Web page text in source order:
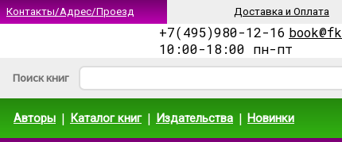
Контакты/Адрес/Проезд Доставка и Оплата
+7(495)980-12-16
10:00-18:00 пн-пт
Поиск книг
Авторы | Каталог книг | Издательства | Новинки